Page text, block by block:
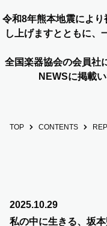
令和8年熊本地震によ
し上げますとともに、
全国楽器協会の会員社
NEWSに掲載
TOP CONTENTS
2025.10.29
私の中に生きる、坂